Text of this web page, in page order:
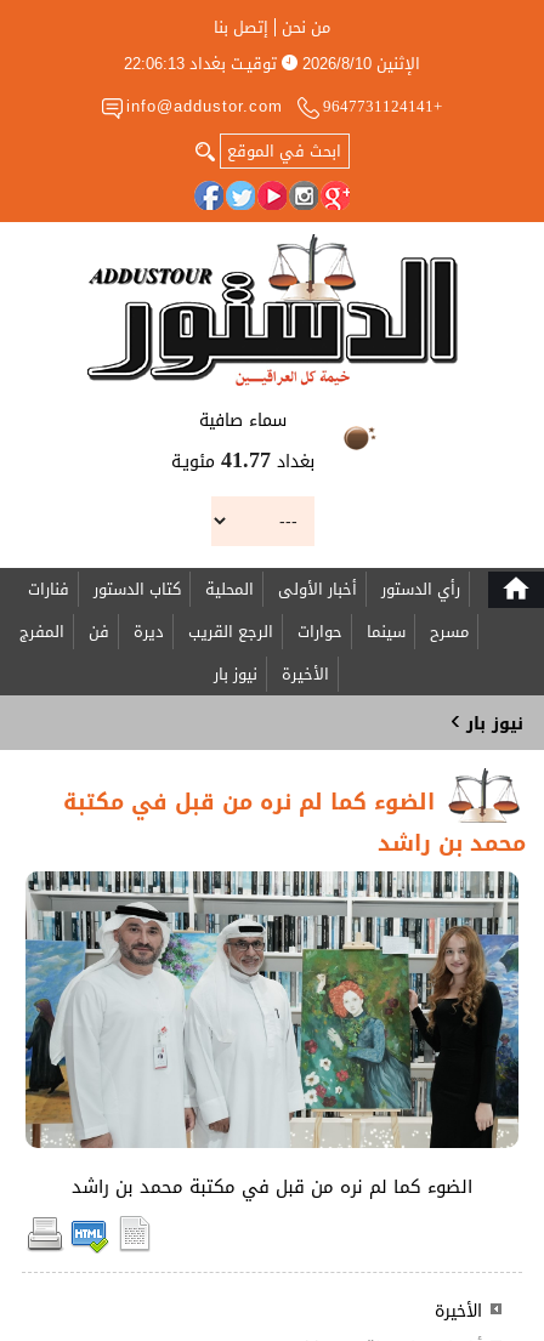
من نحن إتصل بنا
الإثنين2026/8/10 توقيـت بغداد22:06:13
+9647731124141
info@addustor.com
سماء صافية
بغداد 41.77 مئويـة
home رأي الدستور أخبار الأولى المحلية كتاب الدستور
فنارات
مسرح
سينما حوارات الرجع القريب ديرة فن
المفرج
الأخيرة
نيوز بار
نيوز بار ›
الضوء كما لم نره من قبل في مكتبة
محمد بن راشد
الضوء كما لم نره من قبل في مكتبة محمد بن راشد
الأخيرة